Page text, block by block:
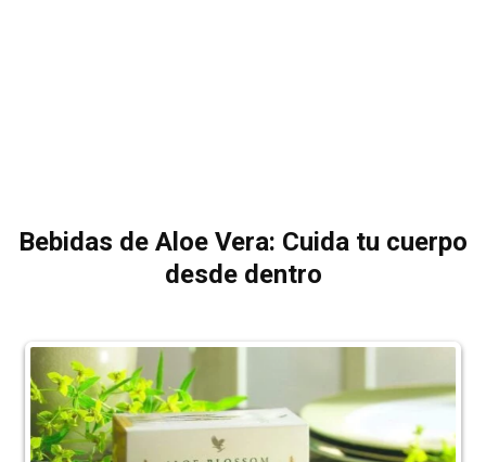
Bebidas de Aloe Vera: Cuida tu cuerpo
desde dentro